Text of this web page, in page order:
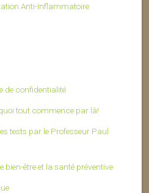
Anti-Inflammatoire
de confidentialité
tout commence par là!
tests par le Professeur Paul
bien-être et la santé préventive